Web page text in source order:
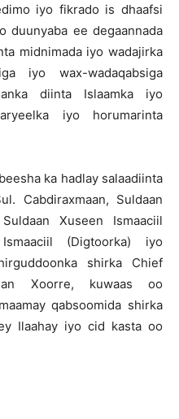
iyo fikrado is dhaafsi
duunyaba ee degaannada
midnimada iyo wadajirka
iyo wax-wadaqabsiga
diinta Islaamka iyo
iyo horumarinta
ka hadlay salaadiinta
Cabdiraxmaan, Suldaan
Xuseen Ismaaciil
(Digtoorka) iyo
shirka Chief
Xoorre, kuwaas oo
qabsoomida shirka
Ilaahay iyo cid kasta oo